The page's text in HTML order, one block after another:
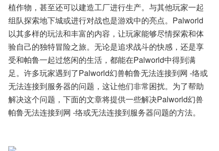
植作物，甚至还可以建造工厂进行生产。与其他玩家一起
组队探索地下城或进行对战也是游戏中的亮点。Palworld
以其多样的玩法和丰富的内容，让玩家能够尽情探索和体
验自己的独特冒险之旅。无论是追求战斗的快感，还是享
受和帕鲁一起过悠闲的生活，都能在Palworld中得到满
足。许多玩家遇到了Palworld幻兽帕鲁无法连接到网 -络或
无法连接到服务器的问题，这让他们非常困扰。为了帮助
解决这个问题，下面的文章将提供一些解决Palworld幻兽
帕鲁无法连接到网 -络或无法连接到服务器问题的方法。